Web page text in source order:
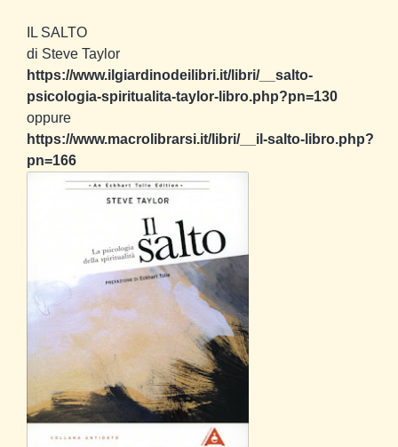
IL SALTO
di Steve Taylor
https://www.ilgiardinodeilibri.it/libri/__salto-
psicologia-spiritualita-taylor-libro.php?pn=130
oppure
https://www.macrolibrarsi.it/libri/__il-salto-libro.php?
pn=166